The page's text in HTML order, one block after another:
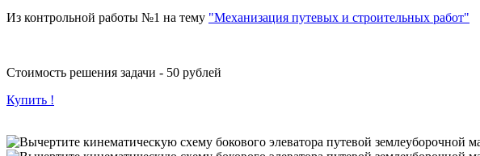
Из контрольной работы №1 на тему "Механизация путевых и строительных работ"
Стоимость решения задачи - 50 рублей
Купить !